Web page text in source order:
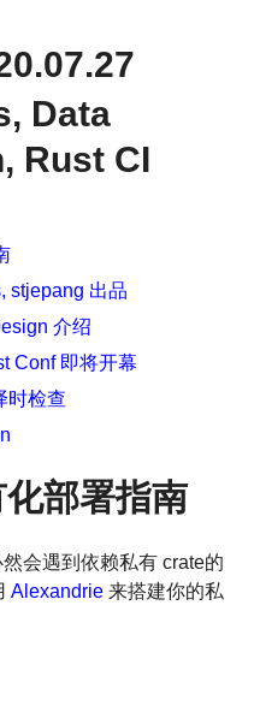
Data
Rust CI
stjepang 出品
介绍
Conf 即将开幕
时检查
部署指南
会遇到依赖私有 crate的
Alexandrie 来搭建你的私